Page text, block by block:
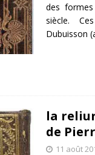
des
siècle.
Dubuisson
la
de
11 août